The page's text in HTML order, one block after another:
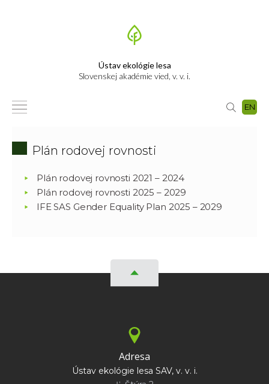
Ústav ekológie lesa
Slovenskej akadémie vied, v. v. i.
EN
Plán rodovej rovnosti
Plán rodovej rovnosti 2021 – 2024
Plán rodovej rovnosti 2025 – 2029
IFE SAS Gender Equality Plan 2025 – 2029
Adresa
Ústav ekológie lesa SAV, v. v. i.